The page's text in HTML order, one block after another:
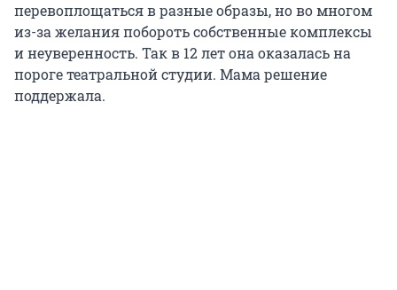
перевоплощаться в разные образы, но во многом
из-за желания побороть собственные комплексы
и неуверенность. Так в 12 лет она оказалась на
пороге театральной студии. Мама решение
поддержала.